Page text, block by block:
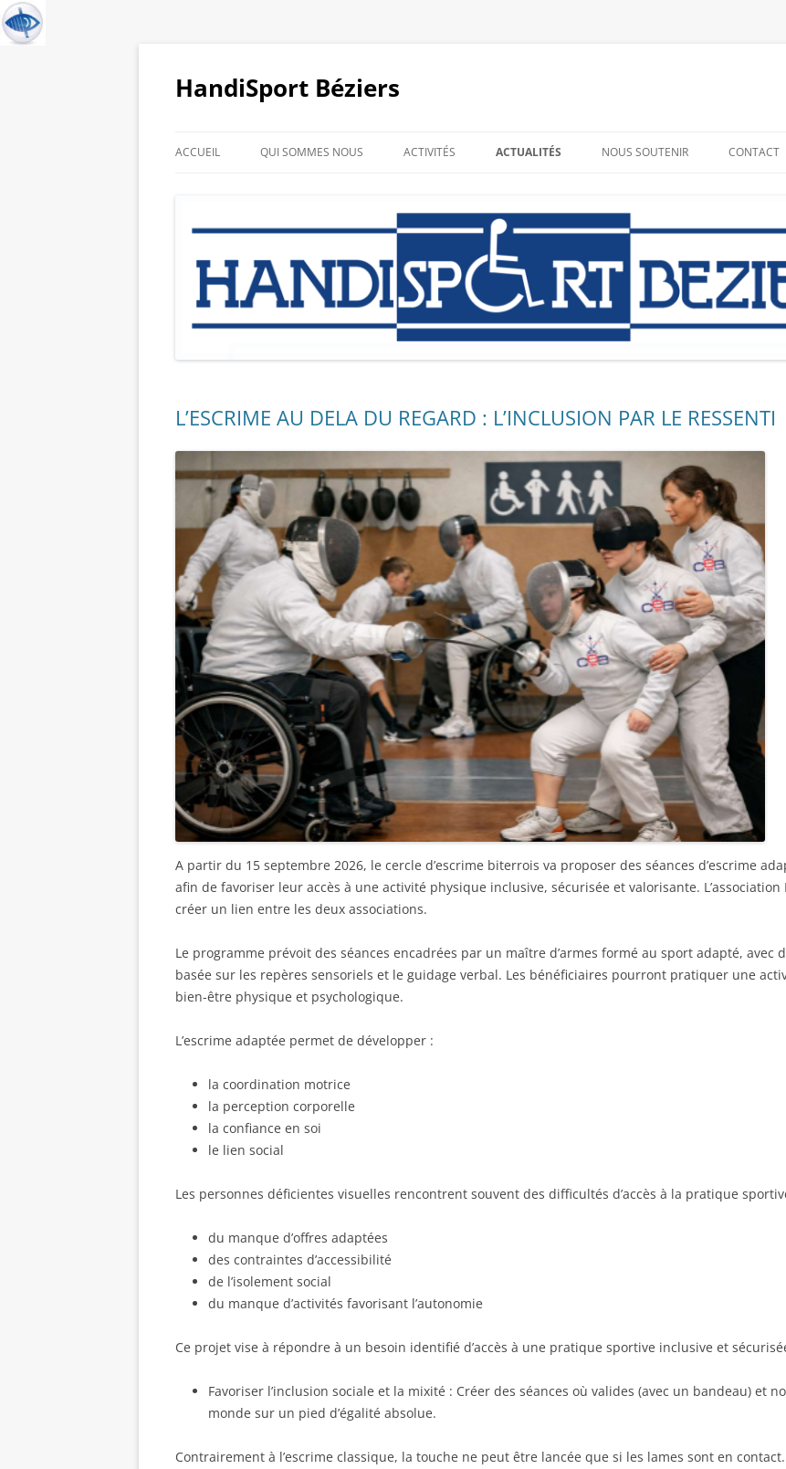
HandiSport Béziers
ACCUEIL QUI SOMMES NOUS
GALERIE PHOTO DE NOS
LIENS PARTENAIRES
ACTIVITÉS ACTUALITÉS NOUS SOUTENIR CONTACT
L’ESCRIME AU DELA DU REGARD : L’INCLUSION PAR LE RESSENTI
A partir du 15 septembre 2026, le cercle d’escrime biterrois va proposer des séances d’escrime
afin de favoriser leur accès à une activité physique inclusive, sécurisée et valorisante.
créer un lien entre les deux associations.
Le programme prévoit des séances encadrées par un maître d’armes formé au sport adapté,
basée sur les repères sensoriels et le guidage verbal. Les bénéficiaires pourront pratiquer une
bien-être physique et psychologique.
L’escrime adaptée permet de développer :
la coordination motrice
la perception corporelle
la confiance en soi
le lien social
Les personnes déficientes visuelles rencontrent souvent des difficultés d’accès à la pratique
du manque d’offres adaptées
des contraintes d’accessibilité
de l’isolement social
du manque d’activités favorisant l’autonomie
Ce projet vise à répondre à un besoin identifié d’accès à une pratique sportive inclusive et
Favoriser l’inclusion sociale et la mixité : Créer des séances où valides (avec un bandeau) et
monde sur un pied d’égalité absolue.
Contrairement à l’escrime classique, la touche ne peut être lancée que si les lames sont en